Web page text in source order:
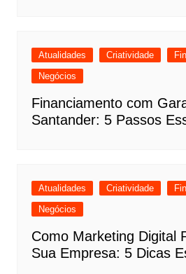
Atualidades Criatividade
Negócios
Financiamento com
Santander: 5 Passos
Atualidades Criatividade
Negócios
Como Marketing Digital
Sua Empresa: 5 Dicas